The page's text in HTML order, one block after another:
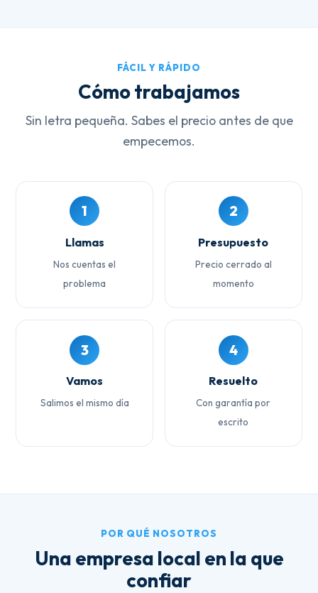
FÁCIL Y RÁPIDO
Cómo trabajamos
Sin letra pequeña. Sabes el precio antes de que
empecemos.
1
Llamas
Nos cuentas el
problema
2
Presupuesto
Precio cerrado al
momento
3
Vamos
Salimos el mismo día
4
Resuelto
Con garantía por
escrito
POR QUÉ NOSOTROS
Una empresa local en la que
confiar